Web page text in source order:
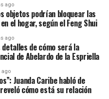
se q es duro no dormir pero
una segunda oportunidad
–
ago
objetos podrían bloquear las
el hogar, según el Feng Shui
ago
de cómo será la
de Abelardo de la Espriella
ago
Juanda Caribe habló de
cómo está su relación